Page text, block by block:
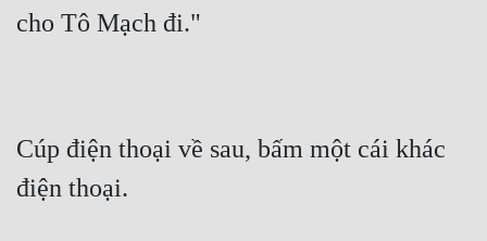
cho Tô Mạch đi."
Cúp điện thoại về sau, bấm một cái khác
điện thoại.